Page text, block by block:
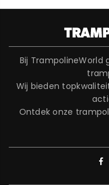
Bij TrampolineWorld
Wij bieden
Ontdek onze